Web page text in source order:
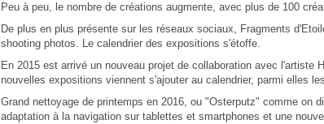
Peu à peu, le nombre de créations augmente, avec plus de 100
De plus en plus présente sur les réseaux sociaux, Fragments
shooting photos. Le calendrier des expositions s'étoffe.
En 2015 est arrivé un nouveau projet de collaboration avec l'artiste
nouvelles expositions viennent s'ajouter au calendrier, parmi elles
Grand nettoyage de printemps en 2016, ou "Osterputz" comme on
adaptation à la navigation sur tablettes et smartphones et une